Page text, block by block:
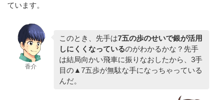
ています。
香介
このとき、先手は7五の歩のせいで銀が活用
しにくくなっているのがわかるかな？先手
は結局向かい飛車に振りなおしたから、3手
目の▲7五歩が無駄な手になっちゃっている
んだ。